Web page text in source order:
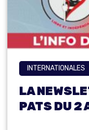
INTERNATIONALES
LA
PATS DU 2